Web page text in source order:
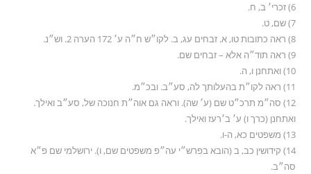
6) זכרי׳ ב, ח.
7) שם, ט.
8) ראה כתובות טו, א. זבחים עג, ב. לקו״ש ח״ה ע׳ 172 הערה 2. וש״נ.
9) ראה תוד״ה אלא – זבחים שם.
10) ואתחנן ו, ה.
11) ראה לקו״ת בהעלותך לה, סע״ב. ובכ״מ.
12) סה״מ תרכ״ט שם (ע׳ שה). וראה גם אוה״ת חנוכה של, סע״ב ואילך.
ואתחנן (כרך ו) ע׳ ב׳רעז ואילך.
13) משפטים כא, ה-ו.
14) קידושין כב, ב (הובא בפרש״י עה״פ משפטים שם, ו). ירושלמי שם פ״א
סה״ב.